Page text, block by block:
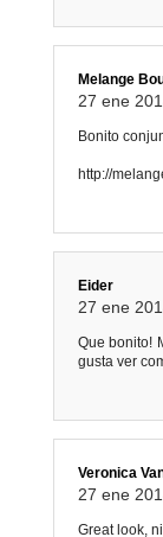
Melange
27 ene
Bonito
http://
Eider
27 ene
Que bonito!
gusta ver
Veronica
27 ene
Great look,